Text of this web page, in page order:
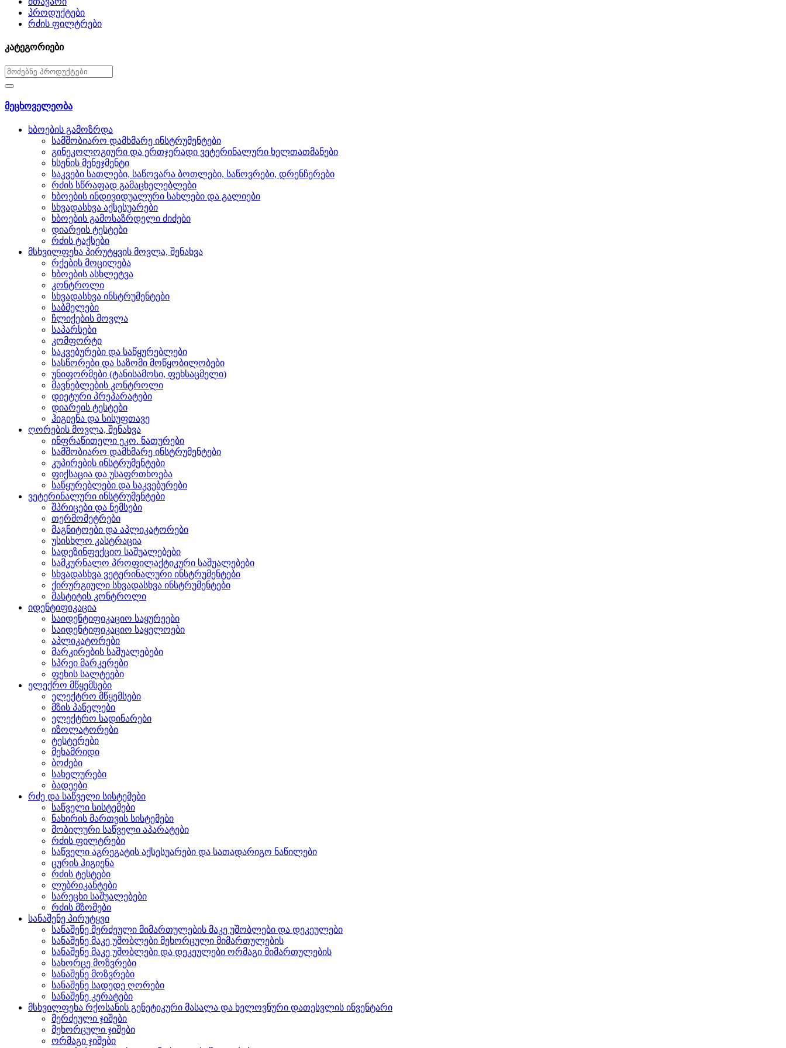
პროდუქტები
რძის ფილტრები
კატეგორიები
მეცხოველეობა
ხბოების გამოზრდა
სამშობიარო დამხმარე ინსტრუმენტები
გინეკოლოგიური და ერთჯერადი ვეტერინალური ხელთათმანები
ხსენის მენეჯმენტი
საკვები სათლები, საწოვარა ბოთლები, საწოვრები, დრენჩერები
რძის სწრაფად გამაცხელებლები
ხბოების ინდივიდუალური სახლები და გალიები
სხვადასხვა აქსესუარები
ხბოების გამოსაზრდელი ძიძები
დიარეის ტესტები
რძის ტაქსები
მსხვილფეხა პირუტყვის მოვლა, შენახვა
რქების მოცილება
ხბოების ასხლეტვა
კონტროლი
სხვადასხვა ინსტრუმენტები
საბმელები
ჩლიქების მოვლა
საპარსები
კომფორტი
საკვებურები და საწყურებლები
სასწორები და საზომი მოწყობილობები
უნიფორმები (ტანისამოსი, ფეხსაცმელი)
მავნებლების კონტროლი
დიეტური პრეპარატები
დიარეის ტესტები
ჰიგიენა და სისუფთავე
ღორების მოვლა, შენახვა
ინფრაწითელი ეკო. ნათურები
სამშობიარო დამხმარე ინსტრუმენტები
კუპირების ინსტრუმენტები
ფიქსაცია და უსაფრთხოება
საწყურებლები და საკვებურები
ვეტერინალური ინსტრუმენტები
შპრიცები და ნემსები
თერმომეტრები
მაგნიტოები და აპლიკატორები
უსისხლო კასტრაცია
სადეზინფექციო საშუალებები
სამკურნალო პროფილაქტიკური საშუალებები
სხვადასხვა ვეტერინალური ინსტრუმენტები
ქირურგიული სხვადასხვა ინსტრუმენტები
მასტიტის კონტროლი
იდენტიფიკაცია
საიდენტიფიკაციო საყურეები
საიდენტიფიკაციო საყელოები
აპლიკატორები
მარკირების საშუალებები
სპრეი მარკერები
ფეხის სალტეები
ელექრო მწყემსები
ელექტრო მწყემსები
მზის პანელები
ელექტრო სადინარები
იზოლატორები
ტესტერები
მეხამრიდი
ბოძები
სახელურები
ბადეები
რძე და საწველი სისტემები
საწველი სისტემები
ნახირის მართვის სისტემები
მობილური საწველი აპარატები
რძის ფილტრები
საწველი აგრეგატის აქსესუარები და სათადარიგო ნაწილები
ცურის ჰიგიენა
რძის ტესტები
ლუბრიკანტები
სარეცხი საშუალებები
რძის მზომები
სანაშენე პირუტყვი
სანაშენე მერძეული მიმართულების მაკე უშობლები და დეკეულები
სანაშენე მაკე უშობლები მეხორცული მიმართულების
სანაშენე მაკე უშობლები და დეკეულები ორმაგი მიმართულების
სახორცე მოზვრები
სანაშენე მოზვრები
სანაშენე სადედე ღორები
სანაშენე კერატები
მსხვილფეხა რქოსანის გენეტიკური მასალა და ხელოვნური დათესვლის ინვენტარი
მერძეული ჯიშები
მეხორცული ჯიშები
ორმაგი ჯიშები